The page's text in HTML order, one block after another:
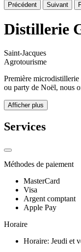
Précédent Suivant
Distillerie
Saint-Jacques
Agrotourisme
Première
ou party de Noël, nous
Afficher plus
Services
Méthodes de paiement
MasterCard
Visa
Argent comptant
Apple Pay
Horaire
Horaire: Jeudi et